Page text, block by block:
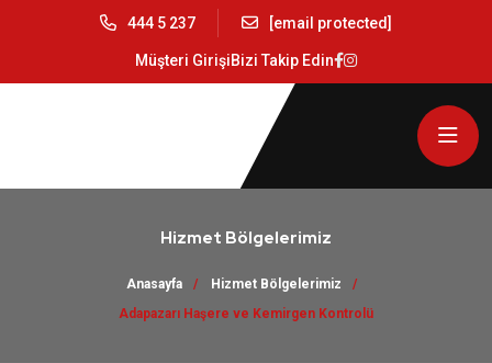
444 5 237 [email protected]
Müşteri GirişiBizi Takip Edin
Hizmet Bölgelerimiz
Anasayfa
Hizmet Bölgelerimiz
Adapazarı Haşere ve Kemirgen Kontrolü